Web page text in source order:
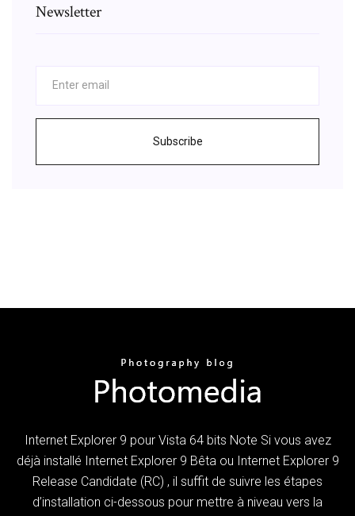
Newsletter
Subscribe
Internet Explorer 9 pour Vista 64 bits Note Si vous avez
déjà installé Internet Explorer 9 Bêta ou Internet Explorer 9
Release Candidate (RC) , il suffit de suivre les étapes
d’installation ci-dessous pour mettre à niveau vers la